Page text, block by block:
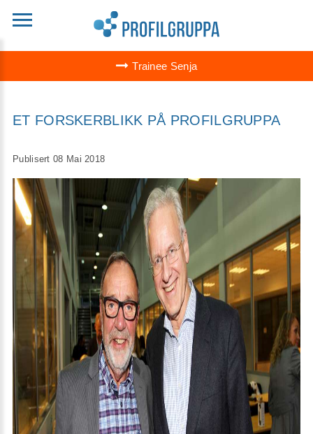
Trainee Senja
ET FORSKERBLIKK PÅ PROFILGRUPPA
Publisert 08 Mai 2018